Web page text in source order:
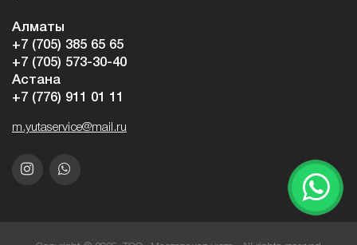
Алматы
+7 (705) 385 65 65
+7 (705) 573-30-40
Астана
+7 (776) 911 01 11
m.yutaservice@mail.ru